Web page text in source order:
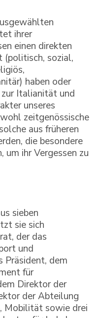
ihrer
einen direkten
(politisch, sozial,
haben oder
Italianität und
unseres
zeitgenössische
aus früheren
die besondere
um ihr Vergessen zu
sieben
sie sich
der das
und
dem
für
Direktor der
der Abteilung
Mobilität sowie drei